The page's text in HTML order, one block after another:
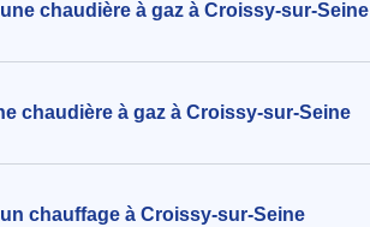
des Erables à
chaudière à gaz à Croissy-sur-Seine
chaudière à gaz à Croissy-sur-Seine
chauffage à Croissy-sur-Seine